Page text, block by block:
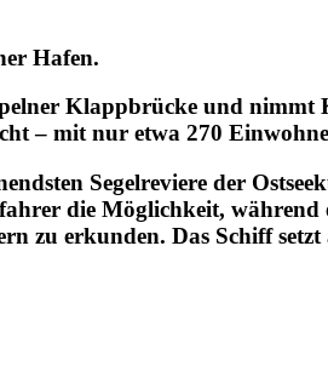
Hafen.
Klappbrücke und nimmt
– mit nur etwa 270
Segelreviere der
die Möglichkeit, während
zu erkunden. Das Schiff